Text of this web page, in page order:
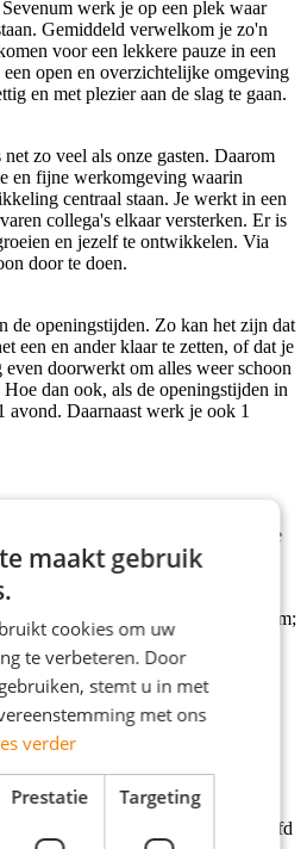
werk je op een plek waar
Gemiddeld verwelkom je zo'n
voor een lekkere pauze in een
open en overzichtelijke omgeving
en met plezier aan de slag te gaan.
zo veel als onze gasten. Daarom
en fijne werkomgeving waarin
centraal staan. Je werkt in een
collega's elkaar versterken. Er is
en jezelf te ontwikkelen. Via
door te doen.
de openingstijden. Zo kan het zijn dat
een en ander klaar te zetten, of dat je
doorwerkt om alles weer schoon
dan ook, als de openingstijden in
Daarnaast werk je ook 1
Place, Sevenum sta jij midden in de
bent: in de keuken, achter de
voor blije gasten en een fijne sfeer.
een glimlach en een warm welkom;
van knapperige broodjes tot
snel en vriendelijk bij de kassa;
en georganiseerd;
zorg je dat alles soepel verloopt.
omgeving en staat stevig in je
ben je flexibel, houd je het hoofd
maakt gebruik
cookies om uw
te verbeteren. Door
stemt u in met
met ons
verder
Prestatie Targeting